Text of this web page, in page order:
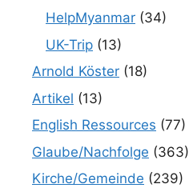
HelpMyanmar (34)
UK-Trip (13)
Arnold Köster (18)
Artikel (13)
English Ressources (77)
Glaube/Nachfolge (363)
Kirche/Gemeinde (239)